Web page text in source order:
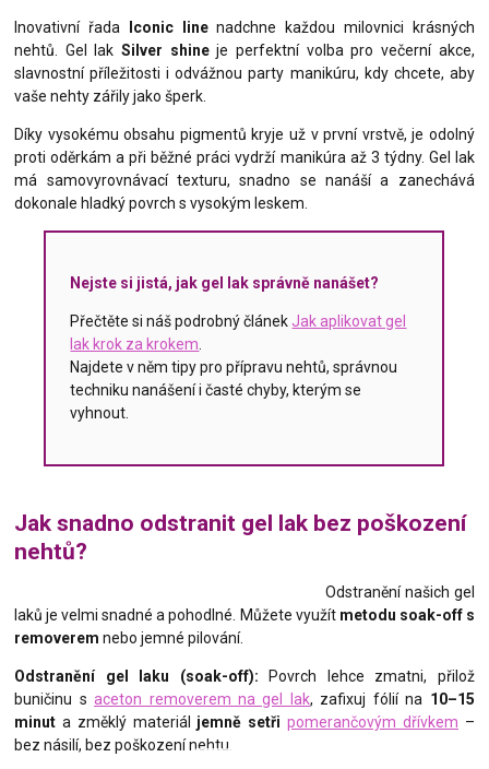
Inovativní řada Iconic linenadchne každou milovnici krásných
nehtů. Gel lakSilver shineje perfektní volba pro večerní akce,
slavnostní příležitosti i odvážnou party manikúru, kdy chcete, aby
vaše nehty zářily jako šperk.
Díky vysokému obsahu pigmentů kryje už v první vrstvě, je odolný
proti oděrkám a při běžné práci vydrží manikúra až 3 týdny. Gel lak
má samovyrovnávací texturu, snadno se nanáší a zanechává
dokonale hladký povrch s vysokým leskem.
Nejste si jistá, jak gel lak správně nanášet?
Přečtěte si náš podrobný článekJak aplikovat gel
lak krok za krokem.
Najdete v něm tipy pro přípravu nehtů, správnou
techniku nanášení i časté chyby, kterým se
vyhnout.
Jak snadno odstranit gel lak bez poškození
nehtů?
Odstranění našich gel
laků je velmi snadné a pohodlné. Můžete využít metodu soak-off s
removerem nebo jemné pilování.
Odstranění gel laku (soak-off): Povrch lehce zmatni, přilož
buničinu saceton removerem na gel lak, zafixuj fólií na 10–15
minut a změklý materiál jemně setřipomerančovým dřívkem –
bez násilí, bez poškození nehtu.